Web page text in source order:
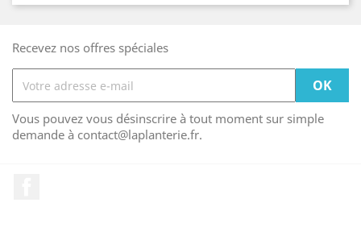
Recevez nos offres spéciales
Vous pouvez vous désinscrire à tout moment sur simple
demande à contact@laplanterie.fr.